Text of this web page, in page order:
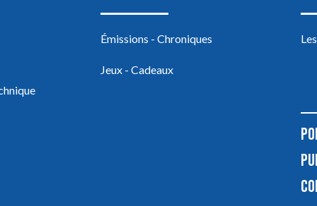
Émissions - Chroniques
Jeux - Cadeaux